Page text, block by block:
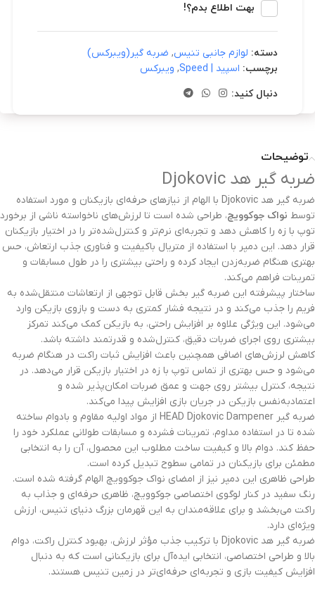
بهت اطلاع بدم؟!
دسته: لوازم جانبی تنیس, ضربه گیر(ویبرکس)
برچسب: اسپید | Speed , ویبرکس
دنبال کنید:
توضیحات
ضربه گیر هد Djokovic
ضربه گیر هد Djokovic با الهام از نیازهای حرفه‌ای بازیکنان و مورد استفاده
توسط نواک جوکوویچ، طراحی شده است تا لرزش‌های ناخواسته ناشی از برخورد
توپ با زه را کاهش دهد و تجربه‌ای نرم‌تر و کنترل‌شده‌تر را در اختیار بازیکنان
قرار دهد. این دمپر با استفاده از متریال باکیفیت و فناوری جذب ارتعاش، حس
بهتری هنگام ضربه‌زدن ایجاد کرده و راحتی بیشتری را در طول مسابقات و
تمرینات فراهم می‌کند.
ساختار پیشرفته این ضربه گیر بخش قابل توجهی از ارتعاشات منتقل‌شده به
فریم را جذب می‌کند و در نتیجه فشار کمتری به دست و بازوی بازیکن وارد
می‌شود. این ویژگی علاوه بر افزایش راحتی، به بازیکن کمک می‌کند تمرکز
بیشتری روی اجرای ضربات دقیق، کنترل‌شده و قدرتمند داشته باشد.
کاهش لرزش‌های اضافی همچنین باعث افزایش ثبات راکت در هنگام ضربه
می‌شود و حس بهتری از تماس توپ با زه در اختیار بازیکن قرار می‌دهد. در
نتیجه، کنترل بیشتر روی جهت و عمق ضربات امکان‌پذیر شده و
اعتمادبه‌نفس بازیکن در جریان بازی افزایش پیدا می‌کند.
ضربه گیر HEAD Djokovic Dampener از مواد اولیه مقاوم و بادوام ساخته
شده تا در استفاده مداوم، تمرینات فشرده و مسابقات طولانی عملکرد خود را
حفظ کند. دوام بالا و کیفیت ساخت مطلوب این محصول، آن را به انتخابی
مطمئن برای بازیکنان در تمامی سطوح تبدیل کرده است.
طراحی ظاهری این دمپر نیز از امضای نواک جوکوویچ الهام گرفته شده است.
رنگ سفید در کنار لوگوی اختصاصی جوکوویچ، ظاهری حرفه‌ای و جذاب به
راکت می‌بخشد و برای علاقه‌مندان به این قهرمان بزرگ دنیای تنیس، ارزش
ویژه‌ای دارد.
ضربه گیر هد Djokovic با ترکیب جذب مؤثر لرزش، بهبود کنترل راکت، دوام
بالا و طراحی اختصاصی، انتخابی ایده‌آل برای بازیکنانی است که به دنبال
افزایش کیفیت بازی و تجربه‌ای حرفه‌ای‌تر در زمین تنیس هستند.